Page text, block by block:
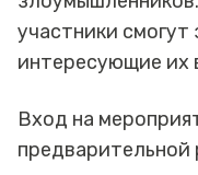
участники смогут
интересующие их
Вход на
предварительной